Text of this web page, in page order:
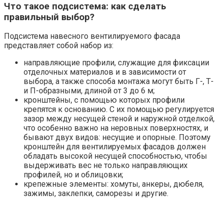
Что такое подсистема: как сделать
правильный выбор?
Подсистема навесного вентилируемого фасада
представляет собой набор из:
направляющие профили, служащие для фиксации
отделочных материалов и в зависимости от
выбора, а также способа монтажа могут быть Г-, Т-
и П-образными, длиной от 3 до 6 м;
кронштейны, с помощью которых профили
крепятся к основанию. С их помощью регулируется
зазор между несущей стеной и наружной отделкой,
что особенно важно на неровных поверхностях, и
бывают двух видов: несущие и опорные. Поэтому
кронштейн для вентилируемых фасадов должен
обладать высокой несущей способностью, чтобы
выдерживать вес не только направляющих
профилей, но и облицовки;
крепежные элементы: хомуты, анкеры, дюбеля,
зажимы, заклепки, саморезы и другие.